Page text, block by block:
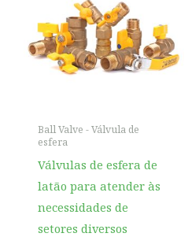
Ball Valve - Válvula de
esfera
Válvulas de esfera de
latão para atender às
necessidades de
setores diversos